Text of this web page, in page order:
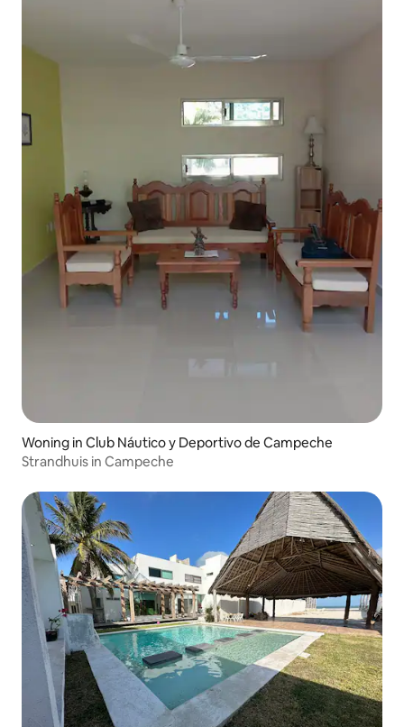
Woning in Club Náutico y Deportivo de Campeche
Strandhuis in Campeche